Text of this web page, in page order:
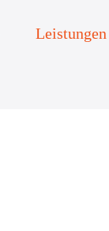
Leistungen